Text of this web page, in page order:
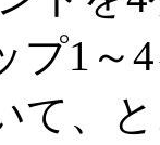
プ1～
て、